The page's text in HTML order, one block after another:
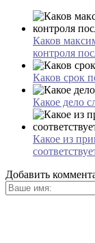
Каков
контроля
Каков срок
Какое дело
Какое из
Добавить